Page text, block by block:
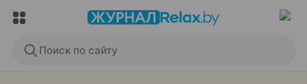
Поиск по сайту